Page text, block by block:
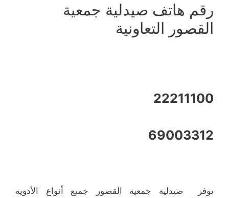
رقم هاتف صيدلية جمعية
القصور التعاونية
22211100
69003312
توفر صيدلية جمعية القصور جميع أنواع الأدوية